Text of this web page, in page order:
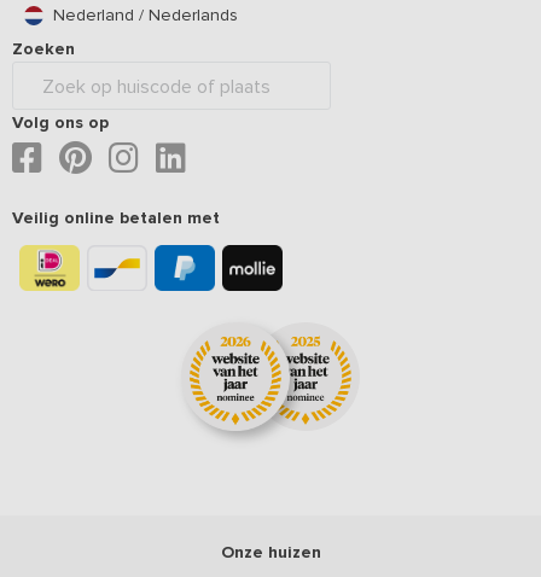
Nederland / Nederlands
Zoeken
Volg ons op
Veilig online betalen met
Onze huizen